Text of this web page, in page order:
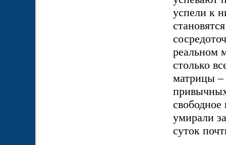
успели к
реальном
столько
матрицы –
умирали
суток